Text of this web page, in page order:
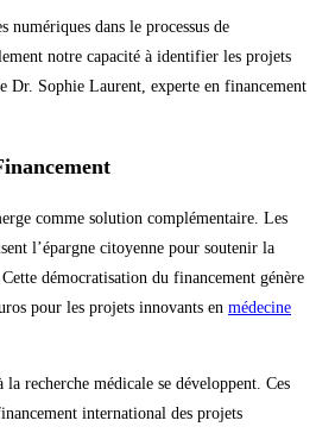
numériques dans le processus de
notre capacité à identifier les projets
Dr. Sophie Laurent, experte en financement
comme solution complémentaire. Les
l’épargne citoyenne pour soutenir la
démocratisation du financement génère
pour les projets innovants en médecine
la recherche médicale se développent. Ces
international des projets